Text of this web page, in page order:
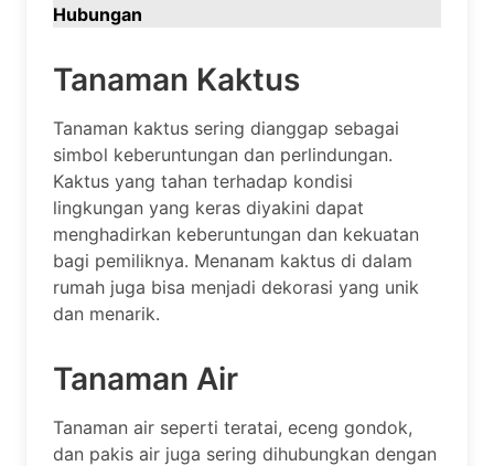
Hubungan
Tanaman Kaktus
Tanaman kaktus sering dianggap sebagai
simbol keberuntungan dan perlindungan.
Kaktus yang tahan terhadap kondisi
lingkungan yang keras diyakini dapat
menghadirkan keberuntungan dan kekuatan
bagi pemiliknya. Menanam kaktus di dalam
rumah juga bisa menjadi dekorasi yang unik
dan menarik.
Tanaman Air
Tanaman air seperti teratai, eceng gondok,
dan pakis air juga sering dihubungkan dengan